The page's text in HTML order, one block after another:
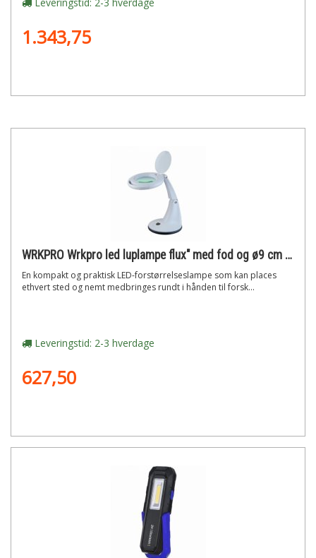
1.343,75
WRKPRO Wrkpro led luplampe flux" med fod og ø9 cm glaslinse med 3d dioptri (1,75x)"
En kompakt og praktisk LED-forstørrelseslampe som kan places
ethvert sted og nemt medbringes rundt i hånden til forsk...
Leveringstid: 2-3 hverdage
627,50